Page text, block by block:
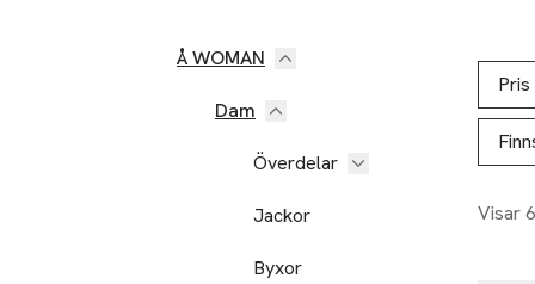
Hoppa till produktsidan
Å WOMAN
Dam
Överdelar
Jackor
Byxor
Pris
Visar
Lista